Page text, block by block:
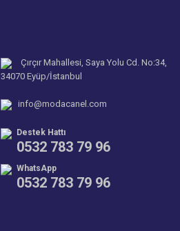
Çırçır Mahallesi, Saya Yolu Cd. No:34,
34070 Eyüp/İstanbul
info@modacanel.com
Destek Hattı
0532 783 79 96
WhatsApp
0532 783 79 96